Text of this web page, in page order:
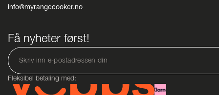
info@myrangecooker.no
Få nyheter først!
Fleksibel betaling med: